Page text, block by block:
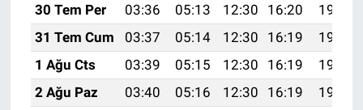
30 Tem Per
03:36 05:13 12:30 16:20
19:37
31 Tem Cum
03:37 05:14 12:30 16:19
19:36
1 Ağu Cts
03:39 05:15 12:30 16:19
19:35
2 Ağu Paz
03:40 05:16 12:30 16:19
19:34